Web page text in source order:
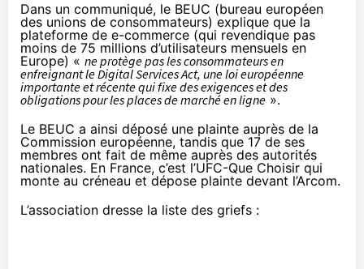
Dans un communiqué, le BEUC (bureau européen
des unions de consommateurs) explique que la
plateforme de e-commerce (qui revendique pas
moins de 75 millions d’utilisateurs mensuels en
Europe) « ne protège pas les consommateurs en
enfreignant le Digital Services Act, une loi européenne
importante et récente qui fixe des exigences et des
obligations pour les places de marché en ligne ».
Le BEUC a ainsi déposé une plainte auprès de la
Commission européenne, tandis que 17 de ses
membres ont fait de même auprès des autorités
nationales. En France, c’est l’UFC-Que Choisir qui
monte au créneau et dépose plainte devant l’Arcom.
L’association dresse la liste des griefs :